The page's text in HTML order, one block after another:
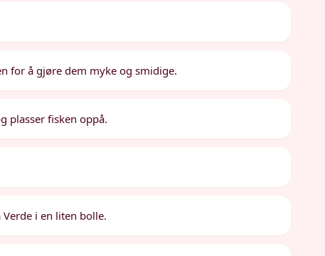
for å gjøre dem myke og smidige.
plasser fisken oppå.
i en liten bolle.